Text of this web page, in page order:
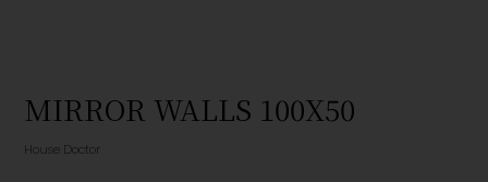
MIRROR WALLS 100X50
House Doctor